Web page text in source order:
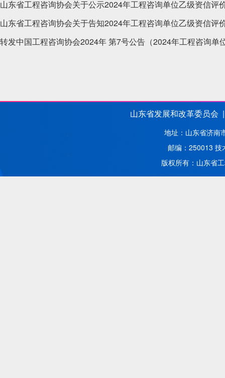
山东省发展和改革委员会 |
地址：山东省济南
邮编：250013 技
版权所有：山东省